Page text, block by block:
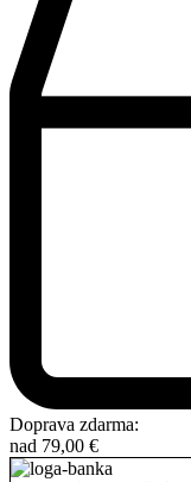
Doprava zdarma:
nad 79,00 €